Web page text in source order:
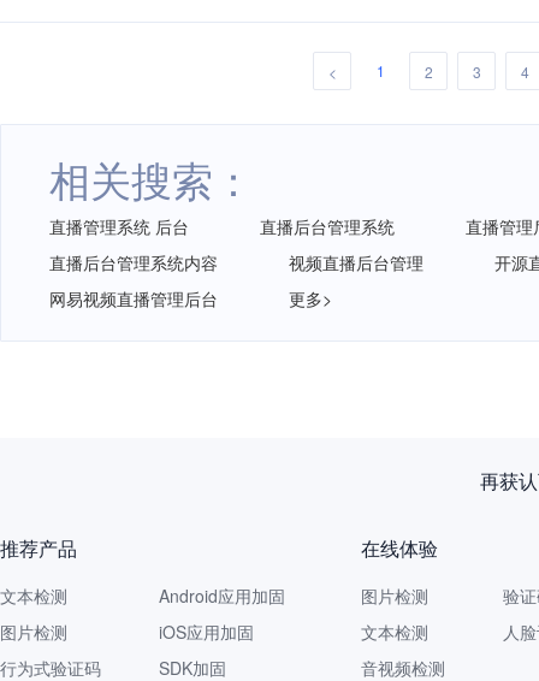
< 1 2 3 4
相关搜索：
直播管理系统 后台 直播后台管理系统
直播管理
直播后台管理系统内容
视频直播后台管理
开源
网易视频直播管理后台
更多>
再获
推荐产品
文本检测
图片检测
行为式验证码
Android应用加固
iOS应用加固
SDK加固
在线体验
图片检测
文本检测
音视频检测
验
人